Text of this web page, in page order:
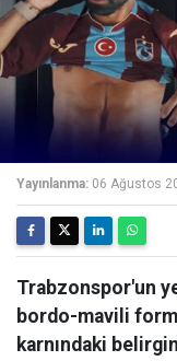
Yayınlanma: 06 Ağustos
Trabzonspor'un
bordo-mavili
karnındaki